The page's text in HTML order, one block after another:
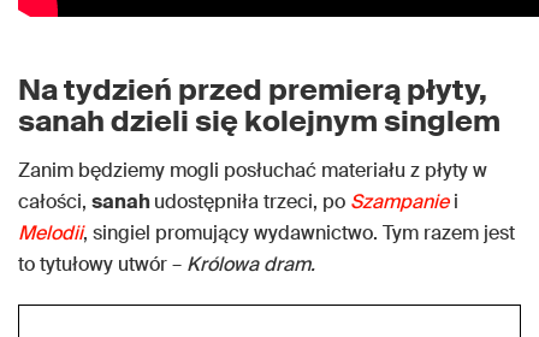
Na tydzień przed premierą płyty,
sanah dzieli się kolejnym singlem
Zanim będziemy mogli posłuchać materiału z płyty w
całości, sanahudostępniła trzeci, po Szampaniei
Melodii, singiel promujący wydawnictwo. Tym razem jest
to tytułowy utwór – Królowa dram.